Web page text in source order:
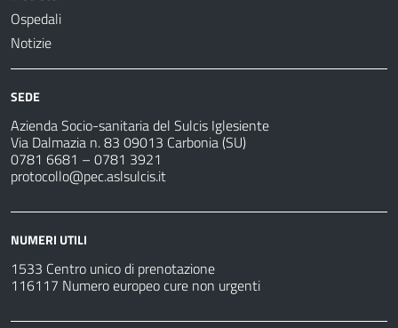
Ospedali
Notizie
SEDE
Azienda Socio-sanitaria del Sulcis Iglesiente
Via Dalmazia n. 83 09013 Carbonia (SU)
0781 6681 – 0781 3921
protocollo@pec.aslsulcis.it
NUMERI UTILI
1533 Centro unico di prenotazione
116117 Numero europeo cure non urgenti